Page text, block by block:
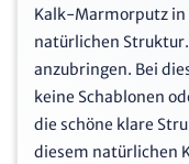
Kalk-Marmorputz in
natürlichen
anzubringen. Bei
keine Schablonen
die schöne klare
diesem natürlichen